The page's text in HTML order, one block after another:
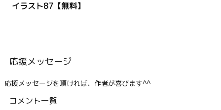
イラスト87【無料】
応援メッセージ
応援メッセージを頂ければ、作者が喜びます^^
コメント一覧